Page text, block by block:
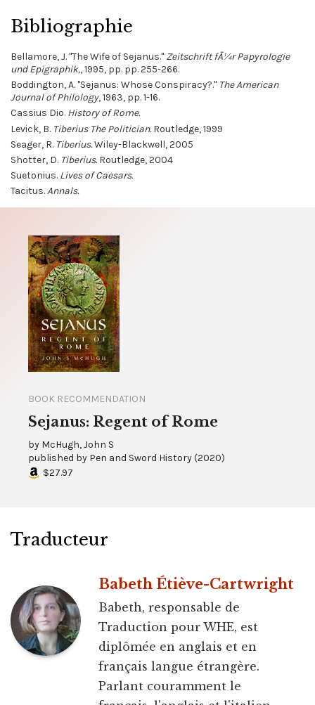
Bibliographie
Bellamore, J. "The Wife of Sejanus." Zeitschrift fÃ¼r Papyrologie
und Epigraphik,, 1995, pp. pp. 255-266.
Boddington, A. "Sejanus: Whose Conspiracy?." The American
Journal of Philology, 1963, pp. 1-16.
Cassius Dio. History of Rome.
Levick, B. Tiberius The Politician.Routledge, 1999
Seager, R. Tiberius.Wiley-Blackwell, 2005
Shotter, D. Tiberius.Routledge, 2004
Suetonius. Lives of Caesars.
Tacitus.Annals.
BOOK RECOMMENDATION
Sejanus: Regent of Rome
by McHugh, John S
published by Pen and Sword History(2020)
$27.97
Traducteur
Babeth Étiève-Cartwright
Babeth, responsable de
Traduction pour WHE, est
diplômée en anglais et en
français langue étrangère.
Parlant couramment le